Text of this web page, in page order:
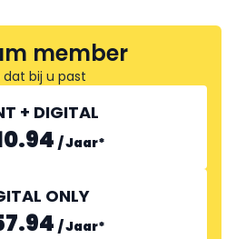
member
bij u past
+ DIGITAL
/Jaar*
ONLY
/Jaar*